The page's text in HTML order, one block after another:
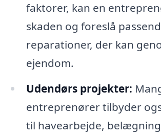
faktorer, kan en
skaden og foreslå
reparationer, der kan
ejendom.
Udendørs projekter:
entreprenører tilbyder
til havearbejde,